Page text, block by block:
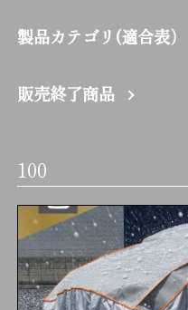
製品カテゴリ(適合表）
販売終了商品
100